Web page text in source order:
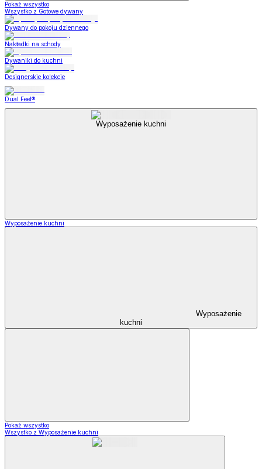
Pokaż wszystko
Wszystko z Gotowe dywany
Dywany do pokoju dziennego
Nakładki na schody
Dywaniki do kuchni
Designerskie kolekcje
Dual Feel®
Wyposażenie kuchni
Wyposażenie kuchni
Wyposażenie
kuchni
Pokaż wszystko
Wszystko z Wyposażenie kuchni